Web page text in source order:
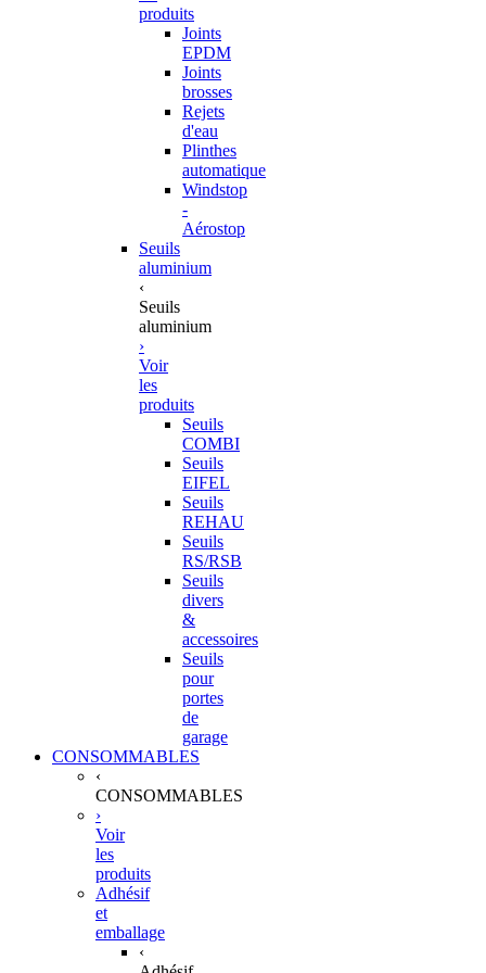
produits
Joints
EPDM
Joints
brosses
Rejets
d'eau
Plinthes
automatique
Windstop
-
Aérostop
Seuils
aluminium
‹
Seuils
aluminium
›
Voir
les
produits
Seuils
COMBI
Seuils
EIFEL
Seuils
REHAU
Seuils
RS/RSB
Seuils
divers
&
accessoires
Seuils
pour
portes
de
garage
CONSOMMABLES
‹
CONSOMMABLES
›
Voir
les
produits
Adhésif
et
emballage
‹